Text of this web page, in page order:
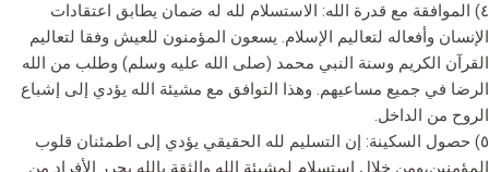
٤) الموافقة مع قدرة الله: الاستسلام لله له ضمان يطابق اعتقادات
الإنسان وأفعاله لتعاليم الإسلام. يسعون المؤمنون للعيش وفقا لتعاليم
القرآن الكريم وسنة النبي محمد (صلى الله عليه وسلم) وطلب من الله
الرضا في جميع مساعيهم. وهذا التوافق مع مشيئة الله يؤدي إلى إشباع
الروح من الداخل.
٥) حصول السكينة: إن التسليم لله الحقيقي يؤدي إلى اطمئنان قلوب
المؤمنين،ومن خلال إستسلام لمشيئة الله والثقة بالله يحرر الأفراد من